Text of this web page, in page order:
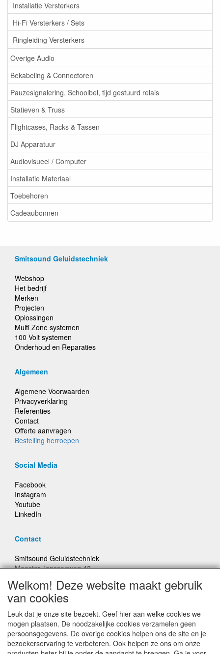
Installatie Versterkers
Hi-Fi Versterkers / Sets
Ringleiding Versterkers
Overige Audio
Bekabeling & Connectoren
Pauzesignalering, Schoolbel, tijd gestuurd relais
Statieven & Truss
Flightcases, Racks & Tassen
DJ Apparatuur
Audiovisueel / Computer
Installatie Materiaal
Toebehoren
Cadeaubonnen
Smitsound Geluidstechniek
Webshop
Het bedrijf
Merken
Projecten
Oplossingen
Multi Zone systemen
100 Volt systemen
Onderhoud en Reparaties
Algemeen
Algemene Voorwaarden
Privacyverklaring
Referenties
Contact
Offerte aanvragen
Bestelling herroepen
Social Media
Facebook
Instagram
Youtube
LinkedIn
Contact
Smitsound Geluidstechniek
Meester Janssenweg 43
E-mail: info@smitsound.nl
Telefoon: +31-(0)6-22256322
Bestellingen binnen Nederland, ongeacht gewicht, verstuurd
voor € 6,95
Welkom! Deze website maakt gebruik
van cookies
Leuk dat je onze site bezoekt. Geef hier aan welke cookies we
mogen plaatsen. De noodzakelijke cookies verzamelen geen
persoonsgegevens. De overige cookies helpen ons de site en je
bezoekerservaring te verbeteren. Ook helpen ze ons om onze